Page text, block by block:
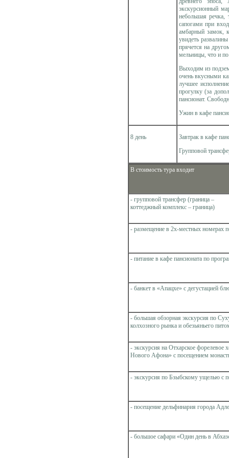
экскурсионный
небольшая речка,
сапогами при
амбарный замок,
увидеть
прячется на
мельницы, что и
Выходим из
очень вкусными
лучшее
прогулку (за
пансионат.
Ужин в кафе
8 день
Завтрак в кафе
Групповой
В стоимость тура входит
- групповой трансфер (граница –
коттеджный комплекс – граница)
- размещение в 2х-местных номерах
- питание в кафе пансионата по
- банкет в «Апацхе» с дегустацией
- большая обзорная экскурсия по
колхозного рынка и обезьяньего
- экскурсия на Отхарское
Нового Афона» с посещением
- экскурсия по Бзыбскому ущелью с
- посещение дельфинария города
- большое сафари «Один день в